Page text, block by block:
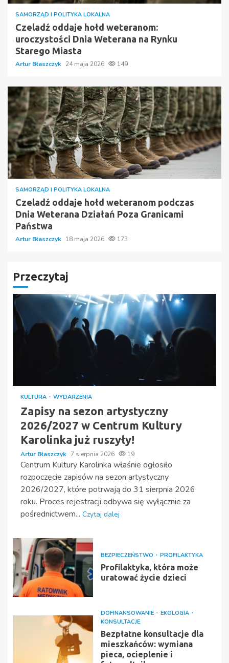
SAMORZĄD I POLITYKA LOKALNA
Czeladź oddaje hołd weteranom:
uroczystości Dnia Weterana na Rynku
Starego Miasta
Artur Błaszczyk 24 maja 2026 149
SAMORZĄD I POLITYKA LOKALNA
Czeladź oddaje hołd weteranom podczas
Dnia Weterana Działań Poza Granicami
Państwa
Artur Błaszczyk 18 maja 2026 173
Przeczytaj
KULTURA WYDARZENIA
Zapisy na sezon artystyczny
2026/2027 w Centrum Kultury
Karolinka już ruszyły!
Artur Błaszczyk 7 sierpnia 2026 19
Centrum Kultury Karolinka właśnie ogłosiło
rozpoczęcie zapisów na sezon artystyczny
2026/2027, które potrwają do 31 sierpnia 2026
roku. Proces rejestracji odbywa się wyłącznie za
pośrednictwem... Czytaj dalej
BEZPIECZEŃSTWO PROFILAKTYKA
Profilaktyka, która może
uratować życie dzieci
DOFINANSOWANIE
EKOLOGIA
KONSULTACJE
Bezpłatne konsultacje dla
mieszkańców: wymiana
pieca, ocieplenie i